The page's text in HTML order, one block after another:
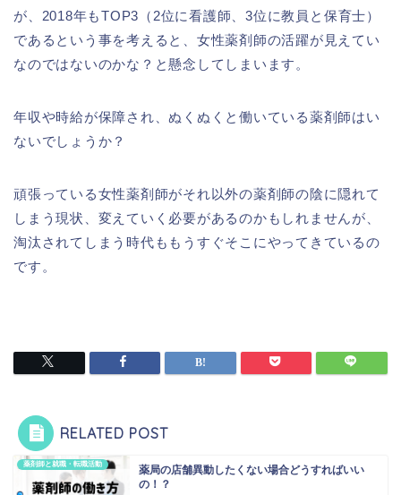
が、2018年もTOP3（2位に看護師、3位に教員と保育士）
であるという事を考えると、女性薬剤師の活躍が見えてい
なのではないのかな？と懸念してしまいます。
年収や時給が保障され、ぬくぬくと働いている薬剤師はい
ないでしょうか？
頑張っている女性薬剤師がそれ以外の薬剤師の陰に隠れて
しまう現状、変えていく必要があるのかもしれませんが、
淘汰されてしまう時代ももうすぐそこにやってきているの
です。
RELATED POST
薬剤師と就職・転職活動
薬局の店舗異動したくない場合どうすればいい
の！？